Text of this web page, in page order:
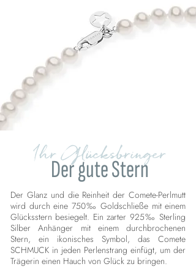
Ihr Glücksbringer
Der gute Stern
Der Glanz und die Reinheit der Comete-Perlmutt
wird durch eine 750‰ Goldschließe mit einem
Glücksstern besiegelt. Ein zarter 925‰ Sterling
Silber Anhänger mit einem durchbrochenen
Stern, ein ikonisches Symbol, das Comete
SCHMUCK in jeden Perlenstrang einfügt, um der
Trägerin einen Hauch von Glück zu bringen.